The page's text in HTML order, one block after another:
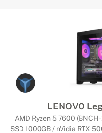
LENOVO
AMD Ryzen 5 7600
SSD 1000GB / nVidia RTX